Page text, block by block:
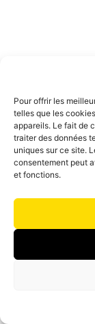
Pour offrir les
telles que les
appareils. Le fait de
traiter des données
uniques sur ce site.
consentement peut
et fonctions.